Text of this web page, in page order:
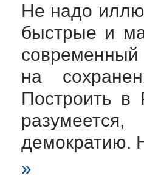
Не надо
быстрые и
на
Построить в
демократию.
»